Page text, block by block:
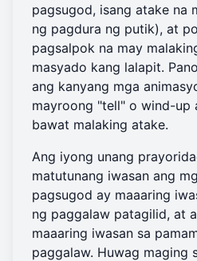
pagsugod, isang atake na
ng pagdura ng putik), at
pagsalpok na may
masyado kang lalapit.
ang kanyang mga
mayroong "tell" o wind-up
bawat malaking atake.
Ang iyong unang
matutunang iwasan ang
pagsugod ay maaaring
ng paggalaw patagilid, at
maaaring iwasan sa
paggalaw. Huwag maging